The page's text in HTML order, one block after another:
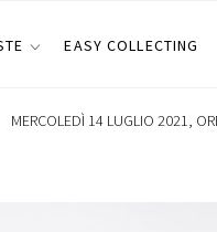
EASY COLLECTING
MERCOLEDÌ 14 LUGLIO 2021,